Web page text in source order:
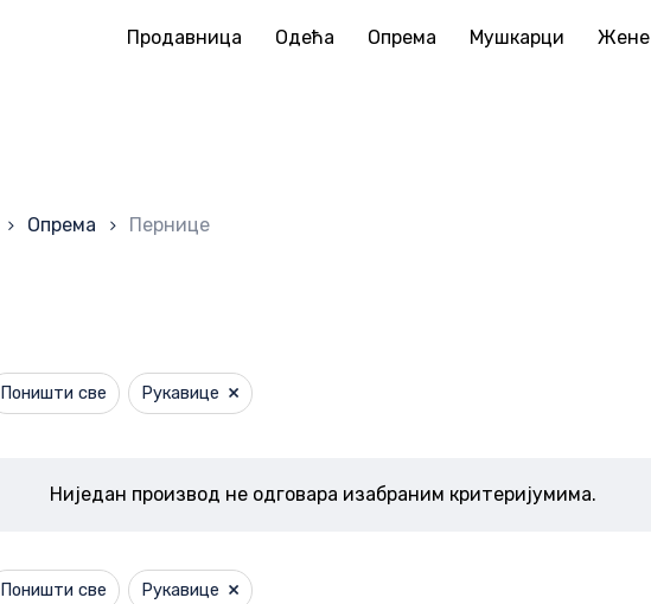
Продавница Одећа Опрема Мушкарци Жене
Опрема Пернице
Поништи све Рукавице ×
Ниједан производ не одговара изабраним критеријумима.
Поништи све Рукавице ×